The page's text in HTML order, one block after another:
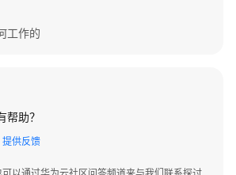
工作的
帮助？
提供反馈